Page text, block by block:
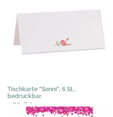
Tischkarte "Sonni", 6 St.,
bedruckbar
2,86 €*